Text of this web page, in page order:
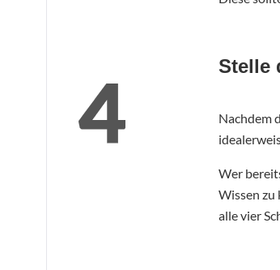
Stelle
Nachdem
Wer
Wissen zu
alle vier